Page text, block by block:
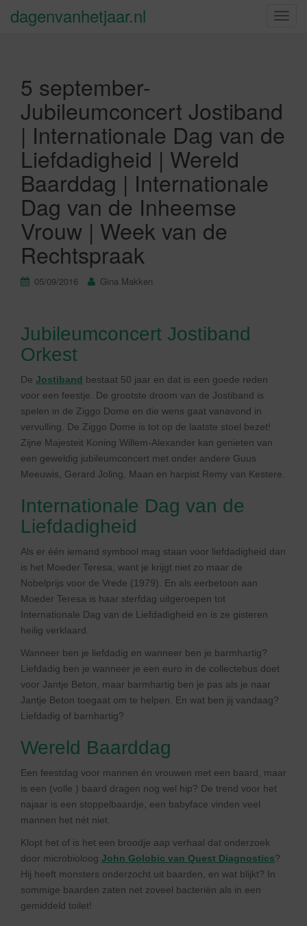
S
a
dagenvanhetjaar.nl
5 september-
Jubileumconcert Jostiband
| Internationale Dag van de
Liefdadigheid | Wereld
Baarddag | Internationale
Dag van de Inheemse
Vrouw | Week van de
Rechtspraak
05/09/2016 Gina Makken
Jubileumconcert Jostiband
Orkest
De Jostiband bestaat 50 jaar en dat is een goede reden
voor een feestje. De grootste droom van de Jostiband is
spelen in de Ziggo Dome en die wens gaat vanavond in
vervulling. De Ziggo Dome is tot op de laatste stoel bezet!
Zijne Majesteit Koning Willem-Alexander kan genieten van
een geweldig jubileumconcert met onder andere Guus
Meeuwis, Gerard Joling, Maan en harpist Remy van Kestere.
Internationale Dag van de
Liefdadigheid
Als er één iemand symbool mag staan voor liefdadigheid dan
is het Moeder Teresa, want je krijgt niet zo maar de
Nobelprijs voor de Vrede (1979). En als eerbetoon aan
Moeder Teresa is haar sterfdag uitgeroepen tot
Internationale Dag van de Liefdadigheid en is ze gisteren
heilig verklaard.
Wanneer ben je liefdadig en wanneer ben je barmhartig?
Liefdadig ben je wanneer je een euro in de collectebus doet
voor Jantje Beton, maar barmhartig ben je pas als je naar
Jantje Beton toegaat om te helpen. En wat ben jij vandaag?
Liefdadig of barnhartig?
Wereld Baarddag
Een feestdag voor mannen én vrouwen met een baard, maar
is een (volle ) baard dragen nog wel hip? De trend voor het
najaar is een stoppelbaardje, een babyface vinden veel
mannen het nét niet.
Klopt het of is het een broodje aap verhaal dat onderzoek
door microbioloog John Golobic van Quest Diagnostics?
Hij heeft monsters onderzocht uit baarden, en wat blijkt? In
sommige baarden zaten net zoveel bacteriën als in een
gemiddeld toilet!